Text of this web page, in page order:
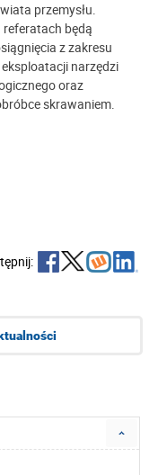
przemysłu.
będą
z zakresu
narzędzi
oraz
skrawaniem.